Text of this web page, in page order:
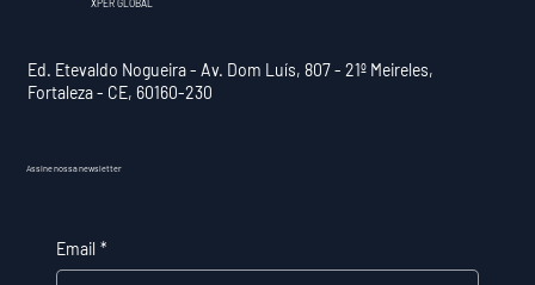
XPER GLOBAL
Ed. Etevaldo Nogueira - Av. Dom Luís, 807 - 21º Meireles,
Fortaleza - CE, 60160-230
Assine nossa newsletter
Email *